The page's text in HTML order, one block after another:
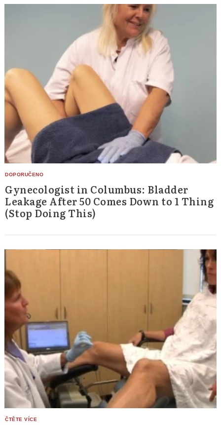
Gynecologist in Columbus: Bladder
Leakage After 50 Comes Down to 1 Thing
(Stop Doing This)